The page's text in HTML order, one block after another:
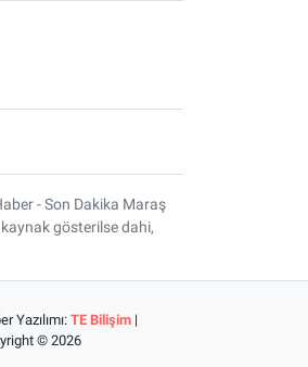
- Son Dakika Maraş
kaynak gösterilse dahi,
Yazılımı:TE Bilişim|
© 2026